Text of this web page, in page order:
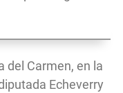
del Carmen, en la
Echeverry